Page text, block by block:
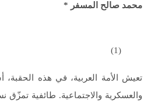
محمد صالح المسفر *
(1)
تعيش الأمة العربية، في هذه الحقبة،
والعسكرية والاجتماعية. طائفية تمزّق